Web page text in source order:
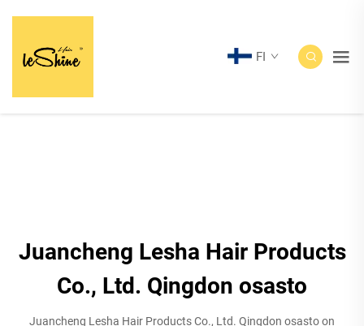
FI
Juancheng Lesha Hair Products
Co., Ltd. Qingdon osasto
Juancheng Lesha Hair Products Co., Ltd. Qingdon osasto on